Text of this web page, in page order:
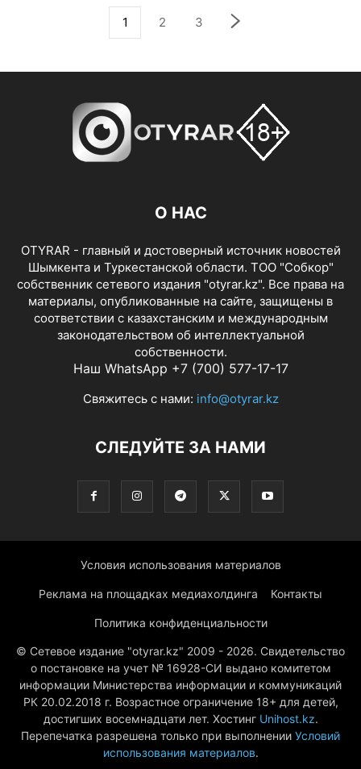
1 2 3
О НАС
OTYRAR - главный и достоверный источник новостей
Шымкента и Туркестанской области. ТОО "Собкор"
собственник сетевого издания "otyrar.kz". Все права на
материалы, опубликованные на сайте, защищены в
соответствии с казахстанским и международным
законодательством об интеллектуальной
собственности.
Наш WhatsApp +7 (700) 577-17-17
Свяжитесь с нами: info@otyrar.kz
СЛЕДУЙТЕ ЗА НАМИ
Условия использования материалов
Реклама на площадках медиахолдинга Контакты
Политика конфиденциальности
© Сетевое издание "otyrar.kz" 2009 - 2026. Свидетельство
о постановке на учет № 16928-СИ выдано комитетом
информации Министерства информации и коммуникаций
РК 20.02.2018 г. Возрастное ограничение 18+ для детей,
достигших восемнадцати лет. Хостинг Unihost.kz.
Перепечатка разрешена только при выполнении Условий
использования материалов.